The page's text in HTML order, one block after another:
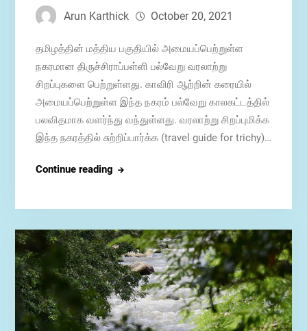
Arun Karthick October 20, 2021
தமிழத்தின் மத்திய பகுதியில் அமையப்பெற்றுள்ள
நகரமான திருச்சிராப்பள்ளி பல்வேறு வரலாற்று
சிறப்புகளை பெற்றுள்ளது. காவிரி ஆற்றின் கரையில்
அமையப்பெற்றுள்ள இந்த நகரம் பல்வேறு காலகட்டத்தில்
பலவிதமாக வளர்ந்து வந்துள்ளது. வரலாற்று சிறப்புமிக்க
இந்த நகரத்தில் சுற்றிப்பார்க்க (travel guide for trichy)…
Continue readingதிருச்சியில்
செலவிடுவது?